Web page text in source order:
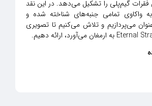
فقرات گیم‌پلی را تشکیل می‌دهد. در این نقد
واکاوی تمامی جنبه‌های شناخته شده و
می‌پردازیم و تلاش می‌کنیم تا تصویری